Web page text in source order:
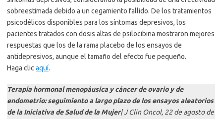
sobreestimada debido a un cegamiento fallido. De los tratamientos
psicodélicos disponibles para los síntomas depresivos, los
pacientes tratados con dosis altas de psilocibina mostraron mejores
respuestas que los de la rama placebo de los ensayos de
antidepresivos, aunque el tamaño del efecto fue pequeño.
Haga clicaquí.
Terapia hormonal menopáusica y cáncer de ovario y de
endometrio: seguimiento a largo plazo de los ensayos aleatorios
de la Iniciativa de Salud de la Mujer| J Clin Oncol, 22 de agosto de